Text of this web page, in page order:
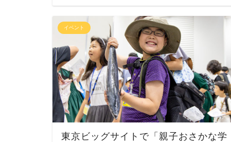
イベント
東京ビッグサイトで「親子おさかな学